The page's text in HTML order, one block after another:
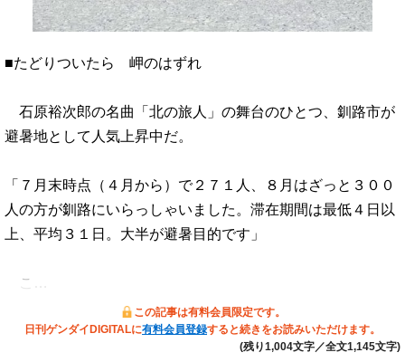
■たどりついたら 岬のはずれ
石原裕次郎の名曲「北の旅人」の舞台のひとつ、釧路市が
避暑地として人気上昇中だ。
「７月末時点（４月から）で２７１人、８月はざっと３００
人の方が釧路にいらっしゃいました。滞在期間は最低４日以
上、平均３１日。大半が避暑目的です」
こ…
この記事は有料会員限定です。
日刊ゲンダイDIGITALに有料会員登録すると続きをお読みいただけます。
(残り1,004文字／全文1,145文字)